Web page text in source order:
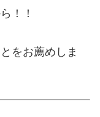
！！
をお薦めしま